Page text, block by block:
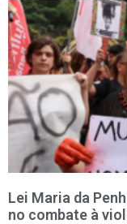
Lei Maria da
no combate à